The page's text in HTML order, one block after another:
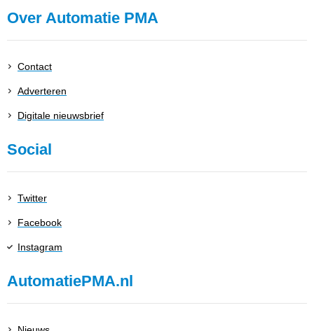
Over Automatie PMA
Contact
Adverteren
Digitale nieuwsbrief
Social
Twitter
Facebook
Instagram
AutomatiePMA.nl